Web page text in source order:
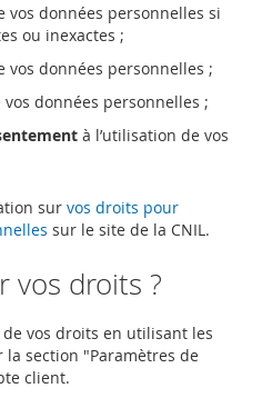
vos données personnelles si
ou inexactes ;
vos données personnelles ;
vos données personnelles ;
à l’utilisation de vos
sur vos droits pour
sur le site de la CNIL.
vos droits ?
vos droits en utilisant les
section "Paramètres de
client.